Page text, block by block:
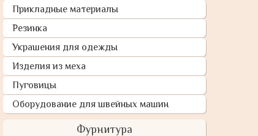
Прикладные материалы
Резинка
Украшения для одежды
Изделия из меха
Пуговицы
Оборудование для швейных машин
Фурнитура